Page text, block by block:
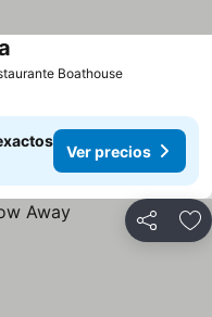
Boathouse
Ver precios
Compartir